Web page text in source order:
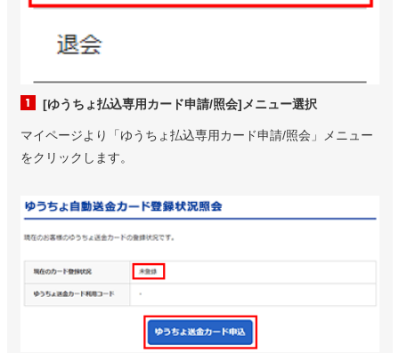
[ゆうちょ払込専用カード申請/照会]メニュー選択
マイページより「ゆうちょ払込専用カード申請/照会」メニュー
をクリックします。